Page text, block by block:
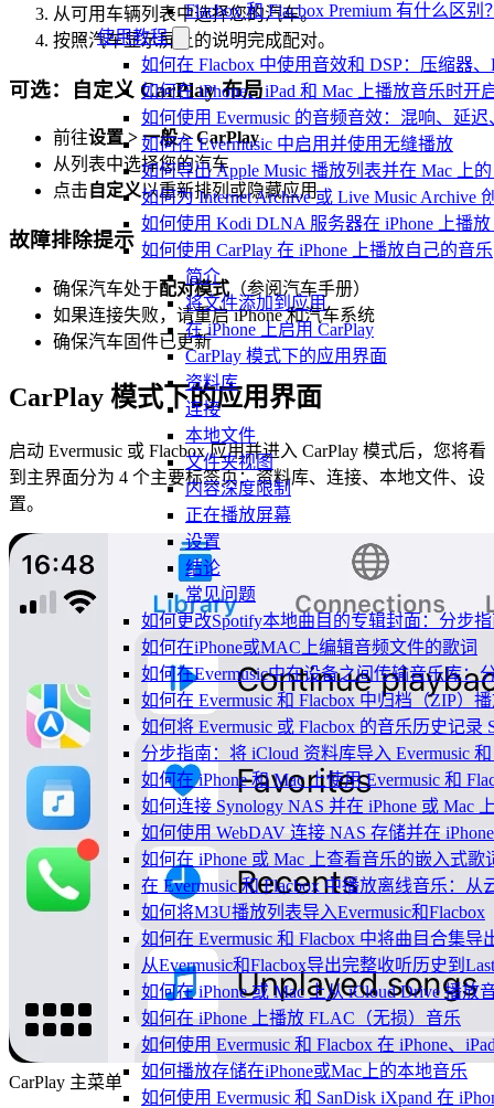
Flacbox 和 Flacbox Premium 有什么区别
使用教程
如何在 Flacbox 中使用音效和 DSP：压缩器
如何在 iPhone、iPad 和 Mac 上播放音乐时开
如何使用 Evermusic 的音频音效：混响、延
如何在 Evermusic 中启用并使用无缝播放
如何导出 Apple Music 播放列表并在 Mac 上
如何为 Internet Archive 或 Live Music Archive
如何使用 Kodi DLNA 服务器在 iPhone 上播
如何使用 CarPlay 在 iPhone 上播放自己的音乐
简介
将文件添加到应用
在 iPhone 上启用 CarPlay
CarPlay 模式下的应用界面
资料库
连接
本地文件
文件夹视图
内容深度限制
正在播放屏幕
设置
结论
常见问题
如何更改Spotify本地曲目的专辑封面：分步
如何在iPhone或MAC上编辑音频文件的歌词
如何在Evermusic中在设备之间传输音乐库：
如何在 Evermusic 和 Flacbox 中归档（ZIP
如何将 Evermusic 或 Flacbox 的音乐历史记录
分步指南：将 iCloud 资料库导入 Evermusic 和
如何在 iPhone 和 Mac 上使用 Evermusic 和
如何连接 Synology NAS 并在 iPhone 或 Mac
如何使用 WebDAV 连接 NAS 存储并在
如何在 iPhone 或 Mac 上查看音乐的嵌入式
在 Evermusic 和 Flacbox 中播放离线音乐：
如何将M3U播放列表导入Evermusic和Flacbox
如何在 Evermusic 和 Flacbox 中将曲目合集
从Evermusic和Flacbox导出完整收听历史到
如何在 iPhone 或 Mac 上从 iCloud Drive 播放
如何在 iPhone 上播放 FLAC（无损）音乐
如何使用 Evermusic 和 Flacbox 在 iPhone、
如何播放存储在iPhone或Mac上的本地音乐
如何使用 Evermusic 和 SanDisk iXpand 在
从可用车辆列表中选择您的汽车。
按照汽车显示屏上的说明完成配对。
可选：自定义 CarPlay 布局
前往设置 > 一般 > CarPlay
从列表中选择您的汽车
点击 自定义以重新排列或隐藏应用
故障排除提示
确保汽车处于配对模式 （参阅汽车手册）
如果连接失败，请重启 iPhone 和汽车系统
确保汽车固件已更新
CarPlay 模式下的应用界面
启动 Evermusic 或 Flacbox 应用并进入 CarPlay 模式后，您将看
到主界面分为 4 个主要标签页：资料库、连接、本地文件、设
置。
CarPlay 主菜单